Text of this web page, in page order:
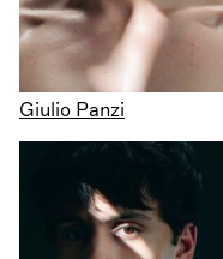
Giulio Panzi